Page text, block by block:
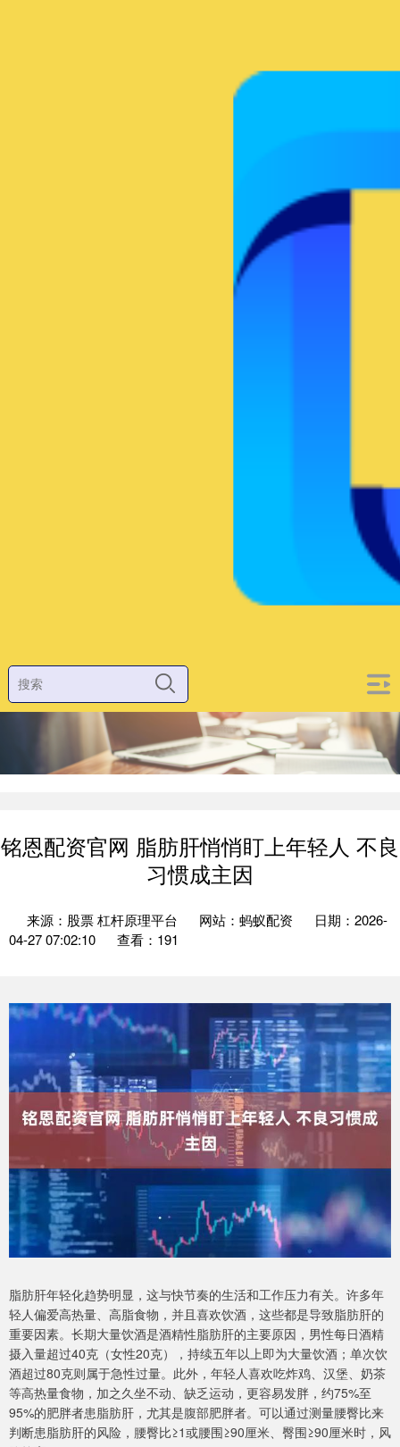
铭恩配资官网 脂肪肝悄悄盯上年轻人 不良
习惯成主因
来源：股票 杠杆原理平台 网站：蚂蚁配资
日期：2026-
04-27 07:02:10
查看：191
脂肪肝年轻化趋势明显，这与快节奏的生活和工作压力有关。许多年
轻人偏爱高热量、高脂食物，并且喜欢饮酒，这些都是导致脂肪肝的
重要因素。长期大量饮酒是酒精性脂肪肝的主要原因，男性每日酒精
摄入量超过40克（女性20克），持续五年以上即为大量饮酒；单次饮
酒超过80克则属于急性过量。此外，年轻人喜欢吃炸鸡、汉堡、奶茶
等高热量食物，加之久坐不动、缺乏运动，更容易发胖，约75%至
95%的肥胖者患脂肪肝，尤其是腹部肥胖者。可以通过测量腰臀比来
判断患脂肪肝的风险，腰臀比≥1或腰围≥90厘米、臀围≥90厘米时，风